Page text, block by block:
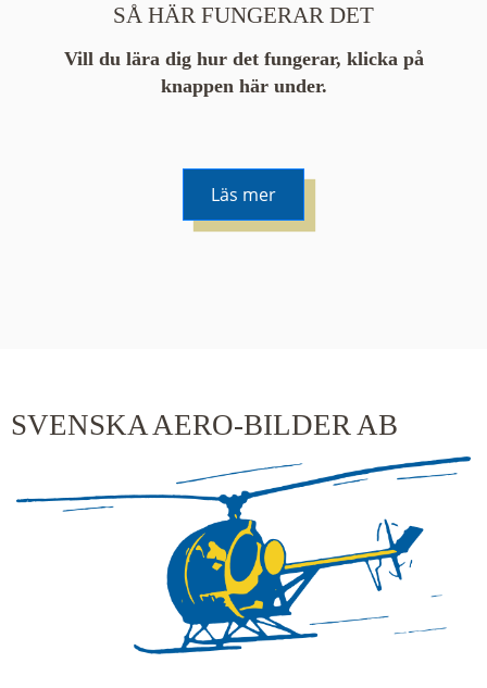
SÅ HÄR FUNGERAR DET
Vill du lära dig hur det fungerar, klicka på
knappen här under.
Läs mer
SVENSKA AERO-BILDER AB